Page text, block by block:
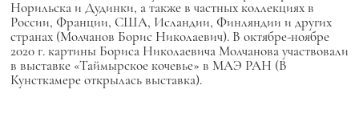
Норильска и Дудинки, а также в частных коллекциях в
России, Фран­ции, США, Исландии, Финляндии и других
странах (Молчанов Борис Николаевич). В октябре-ноябре
2020 г. картины Бориса Николаевича Молчанова участвовали
в выставке «Таймырское кочевье» в МАЭ РАН (В
Кунсткамере открылась выставка).